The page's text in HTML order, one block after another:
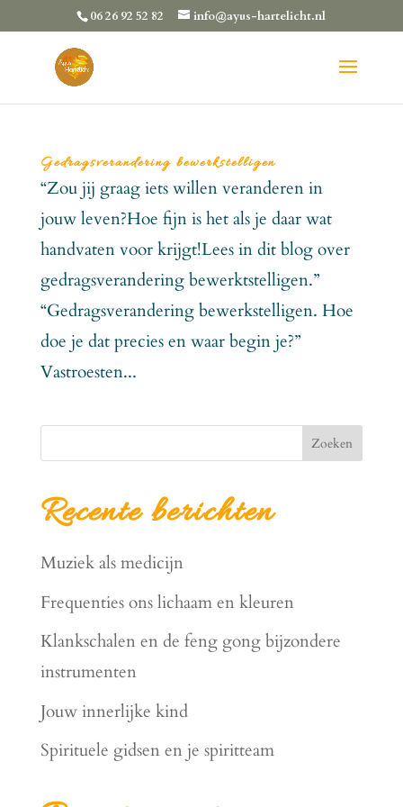
06 26 92 52 82 info@ayus-hartelicht.nl
Gedragsverandering bewerkstelligen
“Zou jij graag iets willen veranderen in
jouw leven?Hoe fijn is het als je daar wat
handvaten voor krijgt!Lees in dit blog over
gedragsverandering bewerktstelligen.”
“Gedragsverandering bewerkstelligen. Hoe
doe je dat precies en waar begin je?”
Vastroesten...
Zoeken
Recente berichten
Muziek als medicijn
Frequenties ons lichaam en kleuren
Klankschalen en de feng gong bijzondere
instrumenten
Jouw innerlijke kind
Spirituele gidsen en je spiritteam